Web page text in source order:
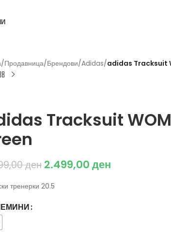
/Продавница/Брендови/Adidas/adidas Tracksuit
Tracksuit
ден 2.499,00ден
тренерки 20.5